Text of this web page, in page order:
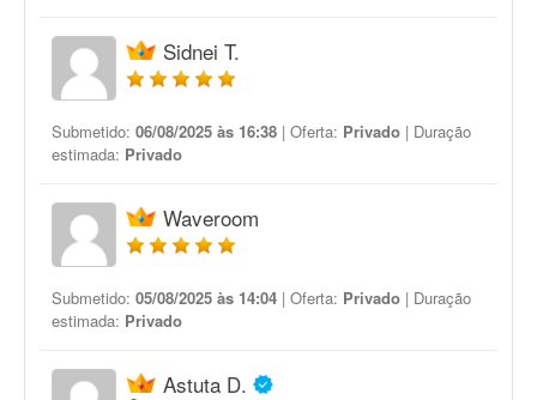
Sidnei T.
Submetido: 06/08/2025 às 16:38 | Oferta: Privado | Duração
estimada: Privado
Waveroom
Submetido: 05/08/2025 às 14:04 | Oferta: Privado | Duração
estimada: Privado
Astuta D.